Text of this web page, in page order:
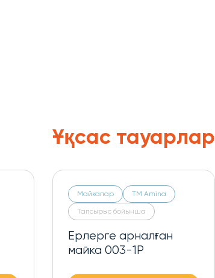
Ұқсас тауарлар
Майкалар ТМ Amina
Тапсырыс бойынша
Ерлерге арналған
майка 001-U